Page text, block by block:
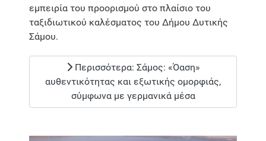
εμπειρία του προορισμού στο πλαίσιο του
ταξιδιωτικού καλέσματος του Δήμου Δυτικής
Σάμου.
Περισσότερα: Σάμος: «Όαση»
αυθεντικότητας και εξωτικής ομορφιάς,
σύμφωνα με γερμανικά μέσα